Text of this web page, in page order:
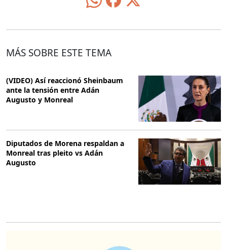
MÁS SOBRE ESTE TEMA
(VIDEO) Así reaccionó Sheinbaum
ante la tensión entre Adán
Augusto y Monreal
Diputados de Morena respaldan a
Monreal tras pleito vs Adán
Augusto